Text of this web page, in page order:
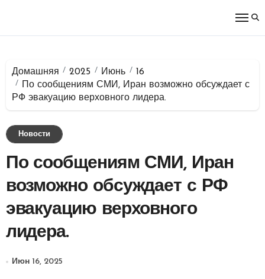
Домашняя 2025 Июнь
16
По сообщениям СМИ, Иран возможно обсуждает с
РФ эвакуацию верховного лидера.
Новости
По сообщениям СМИ, Иран
возможно обсуждает с РФ
эвакуацию верховного
лидера.
Июн 16, 2025